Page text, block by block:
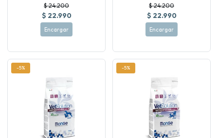
$ 24.200
$ 22.990
Encargar
$ 24.200
$ 22.990
Encargar
-5% -5%